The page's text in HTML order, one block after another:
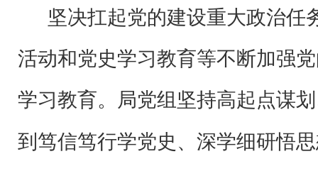
坚决扛起党的建设重大政治任
活动和党史学习教育等不断加强
学习教育。局党组坚持高起点谋
到笃信笃行学党史、深学细研悟